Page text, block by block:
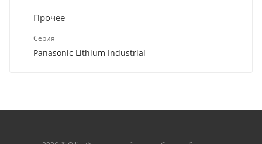
Прочее
Серия
Panasonic Lithium Industrial